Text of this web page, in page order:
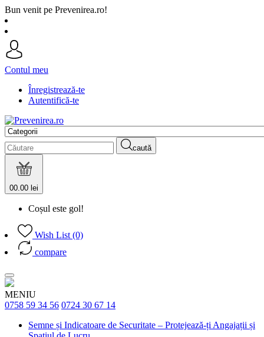
Bun venit pe Prevenirea.ro!
Contul meu
Înregistrează-te
Autentifică-te
caută
00.00 lei
Coșul este gol!
Wish List (0)
compare
MENIU
0758 59 34 56 0724 30 67 14
Semne și Indicatoare de Securitate – Protejează-ți Angajații și